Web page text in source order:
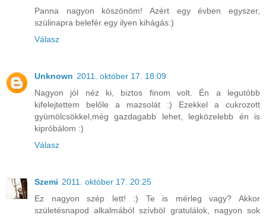
Panna nagyon köszönöm! Azért egy évben egyszer,
szülinapra belefér egy ilyen kihágás:)
Válasz
Unknown 2011. október 17. 18:09
Nagyon jól néz ki, biztos finom volt. Én a legutóbb
kifelejtettem belőle a mazsolát :) Ezekkel a cukrozott
gyümölcsökkel,még gazdagabb lehet, legközelebb én is
kipróbálom :)
Válasz
Szemi 2011. október 17. 20:25
Ez nagyon szép lett! :) Te is mérleg vagy? Akkor
születésnapod alkalmából szívböl gratulálok, nagyon sok